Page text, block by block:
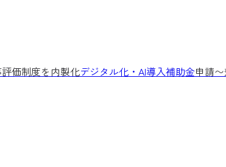
価制度を内製化デジタル化・AI導入補助金申請